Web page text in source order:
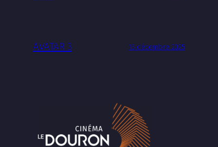
AVATAR 3 15 décembre 2025